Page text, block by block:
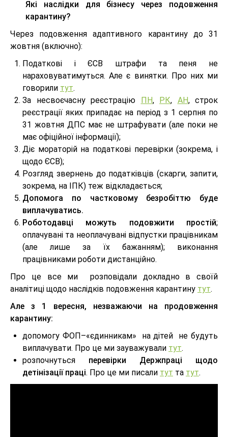
Які наслідки для бізнесу через подовження
карантину?
Через подовження адаптивного карантину до 31
жовтня (включно):
Податкові і ЄСВ штрафи та пеня не
нараховуватимуться. Але є винятки. Про них ми
говорили тут.
За несвоєчасну реєстрацію
ПН, РК, АН, строк
реєстрації яких припадає на період з 1 серпня по
31 жовтня ДПС має не штрафувати (але поки не
має офіційної інформації);
Діє мораторій на податкові перевірки (зокрема, і
щодо ЄСВ);
Розгляд звернень до податківців (скарги, запити,
зокрема, на ІПК) теж відкладається;
Допомога по частковому безробіттю буде
виплачуватись.
Роботодавці можуть подовжити простій;
оплачувані та неоплачувані відпустки працівникам
(але лише за їх бажанням); виконання
працівниками роботи дистанційно.
Про це все ми розповідали докладно в своїй
аналітиці щодо наслідків подовження карантину тут.
Але з 1 вересня, незважаючи на продовження
карантину:
допомогу ФОП–«єдинникам» на дітей не будуть
виплачувати. Про це ми зауважували тут.
розпочнуться перевірки Держпраці щодо
детінізації праці. Про це ми писали тут та тут.